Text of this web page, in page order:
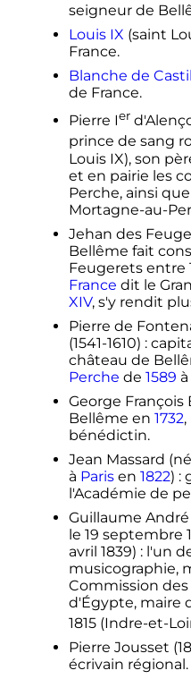
seigneur de
Louis IX (saint
France.
Blanche de
de France.
Pierre Ier
prince de sang
Louis IX), son
et en pairie les
Perche, ainsi
Mortagne-au-
Jehan des
Bellême fait
Feugerets entre
France dit le
XIV, s'y rendit
Pierre de
(1541-1610) :
château de
Perche de 1589 à
George François
Bellême en 1732
bénédictin.
Jean Massard
à Parisen 1822) :
l'Académie de
Guillaume
le 19 septembre
avril 1839) : l'un
musicographie,
Commission
d'Égypte, maire
1815 (Indre-et-
Pierre Jousset
écrivain régional.